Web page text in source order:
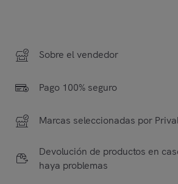
Sobre el vendedor
Pago 100% seguro
Marcas seleccionadas por
Devolución de productos en
haya problemas